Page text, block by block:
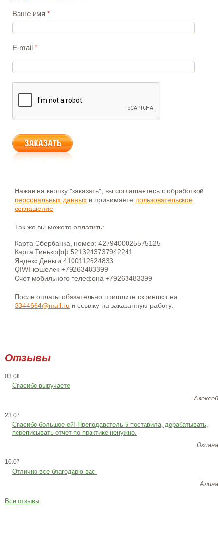
Ваше имя *
E-mail *
Нажав на кнопку "заказать", вы соглашаетесь с обработкой
персональных данных и принимаете пользовательское
соглашение
Так же вы можете оплатить:
Карта Сбербанка, номер: 4279400025575125
Карта Тинькофф 5213243737942241
Яндекс.Деньги 4100112624833
QIWI-кошелек +79263483399
Счет мобильного телефона +79263483399
После оплаты обязательно пришлите скриншот на
3344664@mail.ru и ссылку на заказанную работу.
Отзывы
03.08
Спасибо выручаете
Алексей
23.07
Cпасибо большое ей! Преподаватель 5 поставила, дорабатывать,
переписывать отчет по практике ненужно.
Оксана
10.07
Отлично все благодарю вас
Алина
Все отзывы